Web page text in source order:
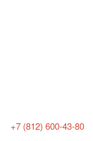
+7 (812) 600-43-80